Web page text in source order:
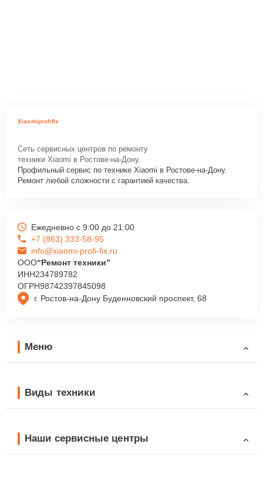
Xiaomiprofifix
Сеть сервисных центров по ремонту
техники Xiaomi в Ростове-на-Дону.
Профильный сервис по технике Xiaomi в Ростове-на-Дону.
Ремонт любой сложности с гарантией качества.
г. Ростов-на-Дону Буденновский проспект, 68
Ежедневно с 9:00 до 21:00
+7 (863) 333-58-95
info@xiaomi-profi-fix.ru
ООО“Ремонт техники”
ИНН234789782
ОГРН98742397845098
Меню
Виды техники
Наши сервисные центры